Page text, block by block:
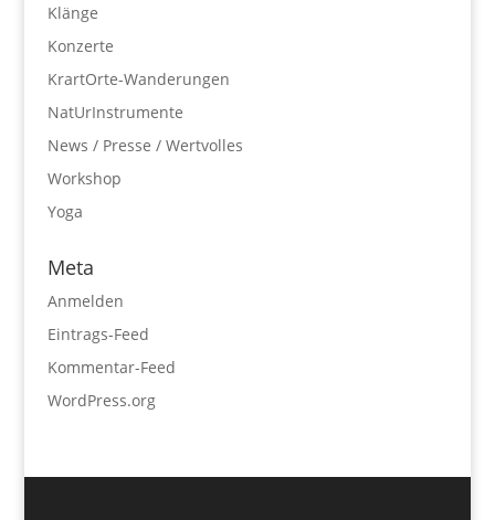
Klänge
Konzerte
KrartOrte-Wanderungen
NatUrInstrumente
News / Presse / Wertvolles
Workshop
Yoga
Meta
Anmelden
Eintrags-Feed
Kommentar-Feed
WordPress.org